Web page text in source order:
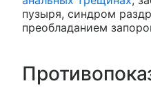
пузыря, синдром
преобладанием